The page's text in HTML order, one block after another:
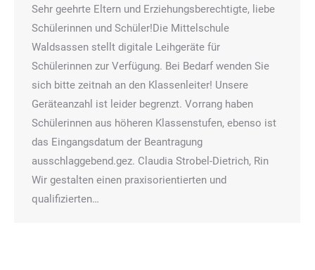
Sehr geehrte Eltern und Erziehungsberechtigte, liebe
Schülerinnen und Schüler!Die Mittelschule
Waldsassen stellt digitale Leihgeräte für
Schülerinnen zur Verfügung. Bei Bedarf wenden Sie
sich bitte zeitnah an den Klassenleiter! Unsere
Geräteanzahl ist leider begrenzt. Vorrang haben
Schülerinnen aus höheren Klassenstufen, ebenso ist
das Eingangsdatum der Beantragung
ausschlaggebend.gez. Claudia Strobel-Dietrich, Rin
Wir gestalten einen praxisorientierten und
qualifizierten…